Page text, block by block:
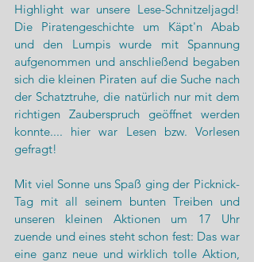
Highlight war unsere Lese-Schnitzeljagd!
Die Piratengeschichte um Käpt'n Abab
und den Lumpis wurde mit Spannung
aufgenommen und anschließend begaben
sich die kleinen Piraten auf die Suche nach
der Schatztruhe, die natürlich nur mit dem
richtigen Zauberspruch geöffnet werden
konnte.... hier war Lesen bzw. Vorlesen
gefragt!
Mit viel Sonne uns Spaß ging der Picknick-
Tag mit all seinem bunten Treiben und
unseren kleinen Aktionen um 17 Uhr
zuende und eines steht schon fest: Das war
eine ganz neue und wirklich tolle Aktion,